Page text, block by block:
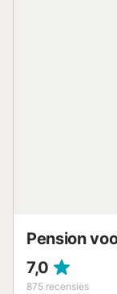
Pension
7,0
875 recensies